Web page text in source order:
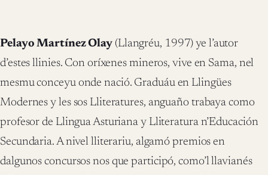
Pelayo Martínez Olay (Llangréu, 1997) ye l’autor
d’estes llinies. Con oríxenes mineros, vive en Sama, nel
mesmu conceyu onde nació. Graduáu en Llingües
Modernes y les sos Lliteratures, anguaño trabaya como
profesor de Llingua Asturiana y Lliteratura n’Educación
Secundaria. A nivel lliterariu, algamó premios en
dalgunos concursos nos que participó, como’l llavianés